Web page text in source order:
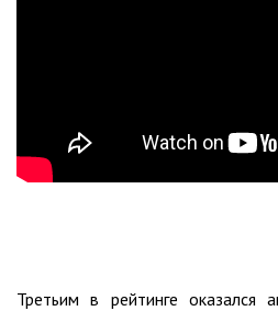
Третьим в рейтинге оказался